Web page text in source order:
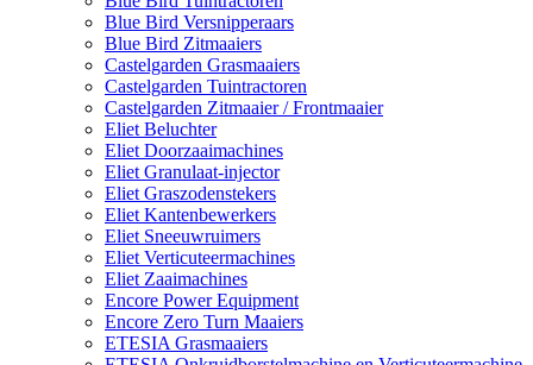
Blue Bird Versnipperaars
Blue Bird Zitmaaiers
Castelgarden Grasmaaiers
Castelgarden Tuintractoren
Castelgarden Zitmaaier / Frontmaaier
Eliet Beluchter
Eliet Doorzaaimachines
Eliet Granulaat-injector
Eliet Graszodenstekers
Eliet Kantenbewerkers
Eliet Sneeuwruimers
Eliet Verticuteermachines
Eliet Zaaimachines
Encore Power Equipment
Encore Zero Turn Maaiers
ETESIA Grasmaaiers